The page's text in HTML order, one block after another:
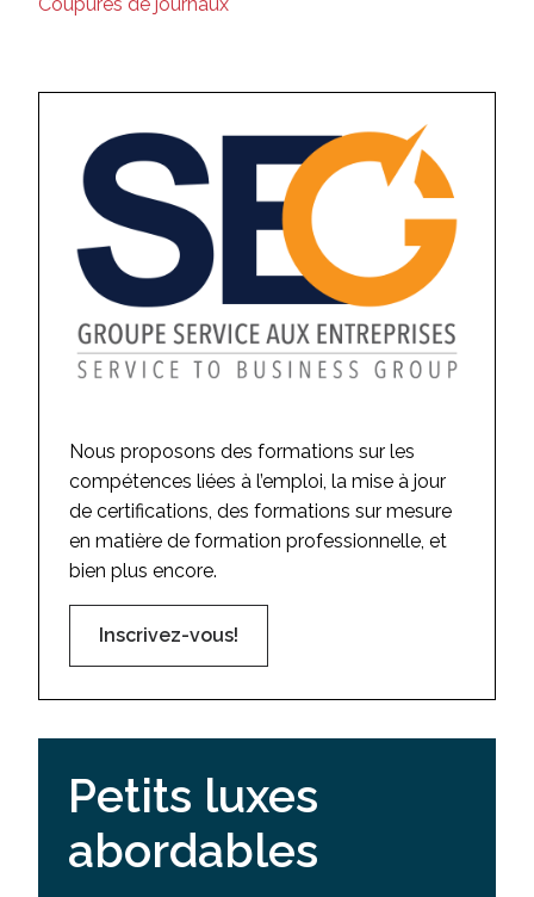
Nous proposons des formations sur les
compétences liées à l’emploi, la mise à jour
de certifications, des formations sur mesure
en matière de formation professionnelle, et
bien plus encore.
Inscrivez-vous!
Petits luxes
abordables